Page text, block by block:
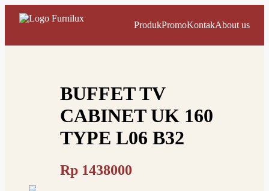
ProdukPromoKontakAbout us
BUFFET TV
CABINET UK 160
TYPE L06 B32
Rp 1438000